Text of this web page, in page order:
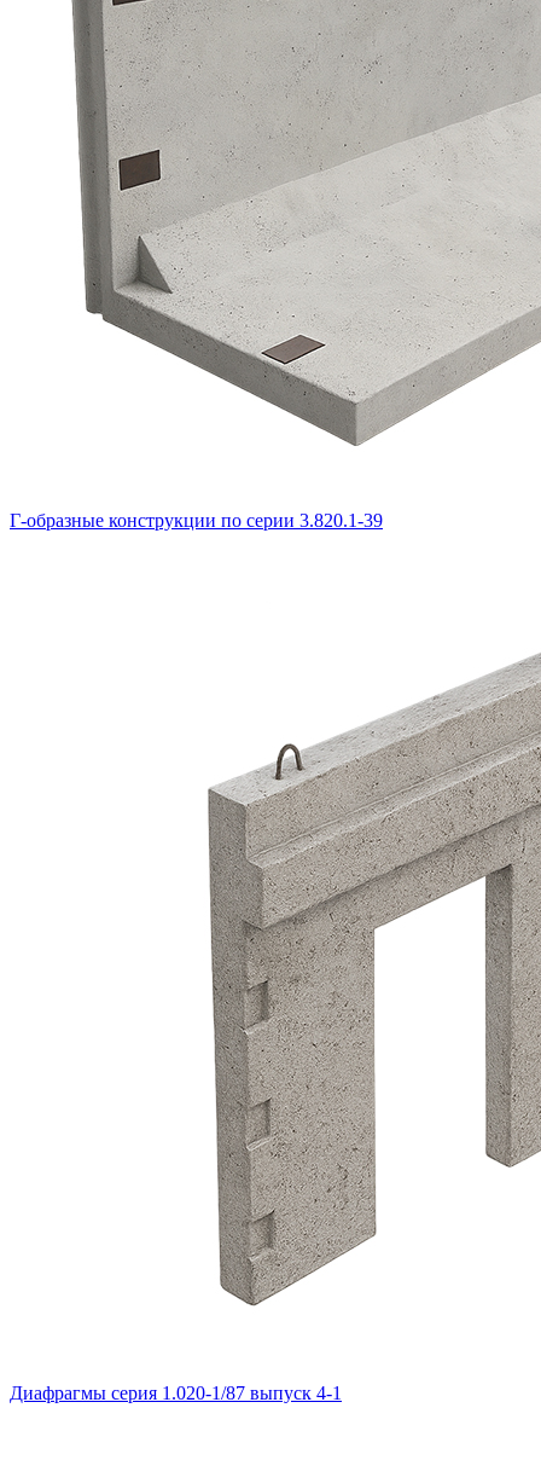
Г-образные конструкции по серии 3.820.1-39
Диафрагмы серия 1.020-1/87 выпуск 4-1